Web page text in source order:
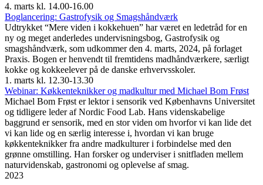
4. marts kl. 14.00-16.00
Boglancering: Gastrofysik og Smagshåndværk
Udtrykket “Mere viden i kokkehuen” har været en ledetråd for en
ny og meget anderledes undervisningsbog, Gastrofysik og
smagshåndværk, som udkommer den 4. marts, 2024, på forlaget
Praxis. Bogen er henvendt til fremtidens madhåndværkere, særligt
kokke og kokkeelever på de danske erhvervsskoler.
1. marts kl. 12.30-13.30
Webinar: Køkkenteknikker og madkultur med Michael Bom Frøst
Michael Bom Frøst er lektor i sensorik ved Københavns Universitet
og tidligere leder af Nordic Food Lab. Hans videnskabelige
baggrund er sensorik, med en stor viden om hvorfor vi kan lide det
vi kan lide og en særlig interesse i, hvordan vi kan bruge
køkkenteknikker fra andre madkulturer i forbindelse med den
grønne omstilling. Han forsker og underviser i snitfladen mellem
naturvidenskab, gastronomi og oplevelse af smag.
2023